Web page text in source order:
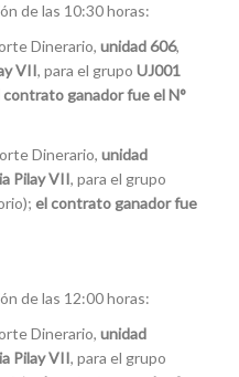
de las 10:30 horas:
Dinerario,unidad 606,
VII, para el grupoUJ001
contrato ganador fue el N°
Dinerario,unidad
Pilay VII, para el grupo
el contrato ganador fue
de las 12:00 horas:
Dinerario,unidad
Pilay VII, para el grupo